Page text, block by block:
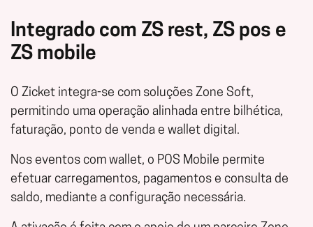
Integrado com ZS rest, ZS pos e
ZS mobile
O Zicket integra-se com soluções Zone Soft,
permitindo uma operação alinhada entre bilhética,
faturação, ponto de venda e wallet digital.
Nos eventos com wallet, o POS Mobile permite
efetuar carregamentos, pagamentos e consulta de
saldo, mediante a configuração necessária.